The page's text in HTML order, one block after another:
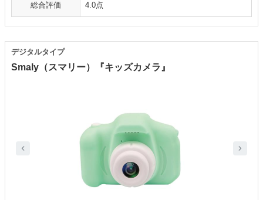
総合評価 4.0点
Smaly（スマリー）『キッズカメラ』
デジタルタイプ